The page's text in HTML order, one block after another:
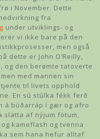
i November. Dette
fra
under utviklings- og
vi ikke bare på den
men også
dette er John O’Reilly,
og den berømte tatoverte
med mannen sin
til livets opphold
En sú stúlka fékk ferð
á búðarráp í gær og afro
slatta af nýjum fötum,
kameflash og tvenna
sem hana hefur alltaf